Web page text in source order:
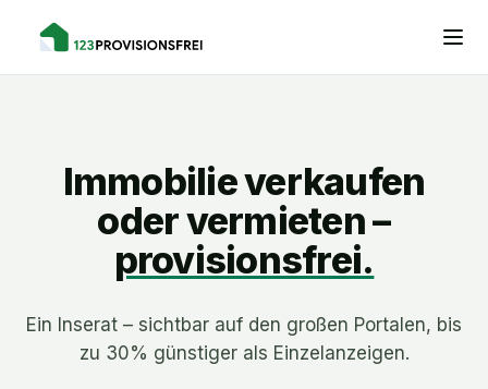
Immobilie verkaufen
oder vermieten –
provisionsfrei.
Ein Inserat – sichtbar auf den großen Portalen, bis
zu 30% günstiger als Einzelanzeigen.